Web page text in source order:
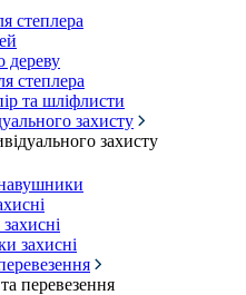
степлера
дереву
степлера
та шліфлисти
захисту
захисту
захисні
перевезення